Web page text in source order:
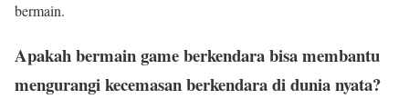
bermain.
Apakah bermain game berkendara bisa membantu
mengurangi kecemasan berkendara di dunia nyata?